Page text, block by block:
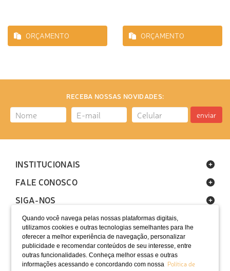
Quando você navega pelas nossas plataformas digitais,
utilizamos cookies e outras tecnologias semelhantes para lhe
oferecer a melhor experiência de navegação, personalizar
publicidade e recomendar conteúdos de seu interesse, entre
outras funcionalidades. Conheça melhor essas e outras
informações acessando e concordando com nossa Política de
ORÇAMENTO ORÇAMENTO
RECEBA NOSSAS NOVIDADES:
enviar
INSTITUCIONAIS
FALE CONOSCO
SIGA-NOS